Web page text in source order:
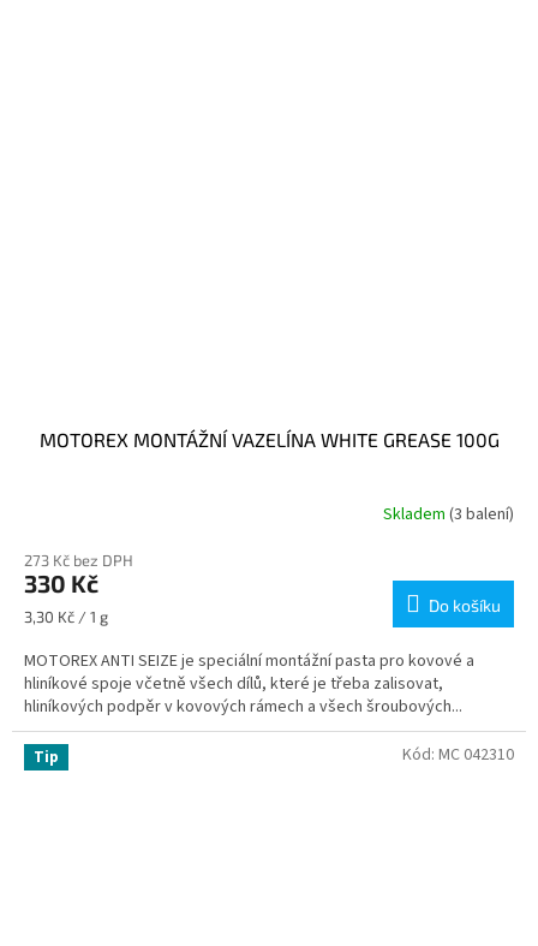
MOTOREX MONTÁŽNÍ VAZELÍNA WHITE GREASE 100G
Skladem (3 balení)
273 Kč bez DPH
330 Kč
Měrná
3,30 Kč / 1 g
Do košíku
MOTOREX ANTI SEIZE je speciální montážní pasta pro kovové a
hliníkové spoje včetně všech dílů, které je třeba zalisovat,
hliníkových podpěr v kovových rámech a všech šroubových...
Tip Kód: MC 042310